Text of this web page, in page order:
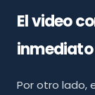
El video
inmediato
Por otro lado,